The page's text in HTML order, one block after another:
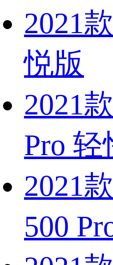
2021
悦版
2021
Pro 轻
2021
500